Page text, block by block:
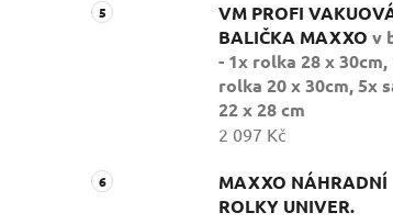
VM PROFI
BALIČKA MAXXO v
- 1x rolka 28 x 30cm,
rolka 20 x 30cm, 5x
22 x 28 cm
2 097 Kč
MAXXO NÁHRADNÍ
ROLKY UNIVER.